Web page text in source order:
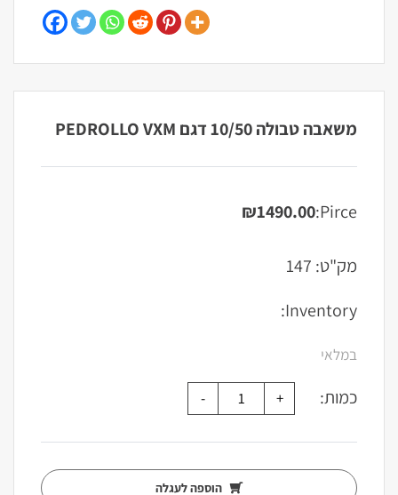
משאבה טבולה 10/50 דגם PEDROLLO VXM
Pirce:
₪1490.00
מק"ט: 147
Inventory:
במלאי
כמות:
הוספה לעגלה